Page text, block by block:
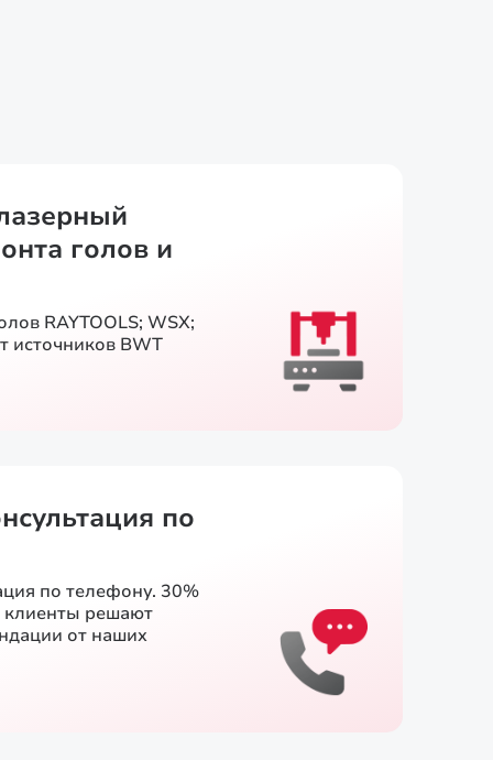
голов и
RAYTOOLS; WSX;
источников BWT
по
по телефону. 30%
клиенты решают
от наших